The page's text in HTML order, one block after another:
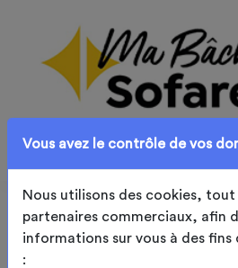
Vous avez le contrôle de vos
Nous utilisons des cookies,
partenaires commerciaux, afin
informations sur vous à des
:
Décors &